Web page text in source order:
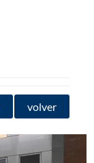
volver